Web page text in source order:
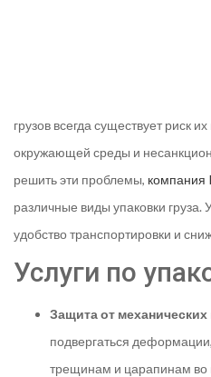
грузов всегда существует риск
окружающей среды и
решить эти проблемы, компания
различные виды упаковки груза.
удобство транспортировки и
Услуги по
Защита от
подвергаться
трещинам и царапинам во